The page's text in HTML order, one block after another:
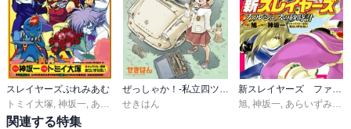
スレイヤーズぷれみあむ
トミイ大塚 神坂一 あらいずみるい
せきはん
旭 神坂一 あらいずみるい
関連する特集